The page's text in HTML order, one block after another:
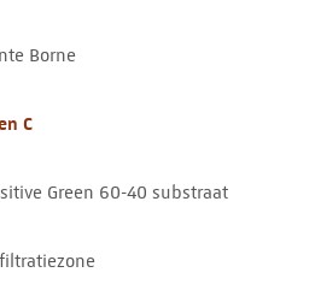
Borne
C
Green 60-40 substraat